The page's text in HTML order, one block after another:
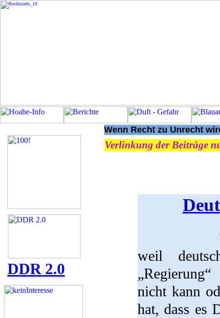
DDR 2.0
Wenn Recht zu Unrecht
Verlinkung der Beiträge
weil
nicht kann
hat, dass es